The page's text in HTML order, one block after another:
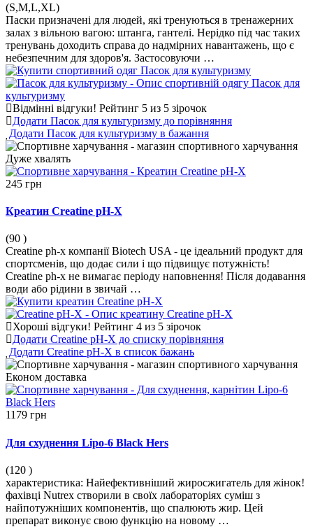
(S,M,L,XL)
Паски призначені для людей, які тренуються в тренажерних
залах з вільною вагою: штанга, гантелі. Нерідко під час таких
тренувань доходить справа до надмірних навантажень, що є
небезпечним для здоров'я. Застосовуючи …
Відмінні відгуки! Рейтинг 5 из 5 зірочок
Додати Пасок для культуризму до порівняння
Додати Пасок для культуризму в бажання
Дуже хвалять
245 грн
Креатин Creatine pH-X
(90 )
Creatine ph-x компанії Biotech USA - це ідеальний продукт для
спортсменів, що додає сили і що підвищує потужність!
Creatine ph-x не вимагає періоду наповнення! Після додавання
води або рідини в звичай …
Хороші відгуки! Рейтинг 4 из 5 зірочок
Додати Creatine pH-X до списку порівняння
Додати Creatine pH-X в список бажань
Економ доставка
1179 грн
Для схуднення Lipo-6 Black Hers
(120 )
характеристика: Найефективніший жиросжигатель для жінок!
фахівці Nutrex створили в своїх лабораторіях суміш з
найпотужніших компонентів, що спалюють жир. Цей
препарат виконує свою функцію на новому …